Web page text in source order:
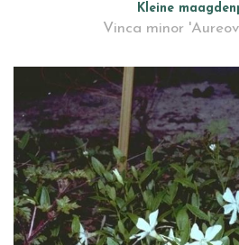
Kleine
Vinca minor